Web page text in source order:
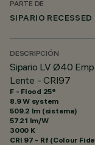
PARTE DE
SIPARIO
DESCRIPCIÓN
Sipario LV Ø40
Lente - CRI97
F - Flood 25°
8.9 W system
509.2 lm (sistema)
57.21 lm/W
3000 K
CRI 97 - Rf (Colour